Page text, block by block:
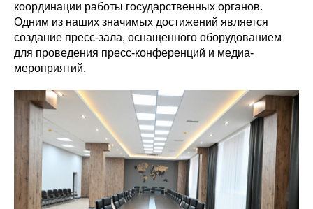
координации работы государственных органов.
Одним из наших значимых достижений является
создание пресс-зала, оснащенного оборудованием
для проведения пресс-конференций и медиа-
мероприятий.